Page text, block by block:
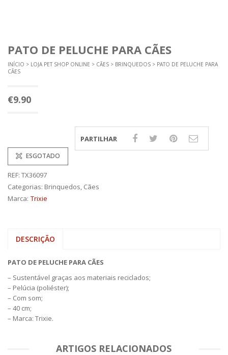
PATO DE PELUCHE PARA CÃES
INÍCIO > LOJA PET SHOP ONLINE > CÃES > BRINQUEDOS > PATO DE PELUCHE PARA
CÃES
€9.90
ESGOTADO
PARTILHAR
REF: TX36097
Categorias: Brinquedos, Cães
Marca: Trixie
DESCRIÇÃO
PATO DE PELUCHE PARA CÃES
– Sustentável graças aos materiais reciclados;
– Pelúcia (poliéster);
– Com som;
– 40 cm;
– Marca: Trixie.
ARTIGOS RELACIONADOS